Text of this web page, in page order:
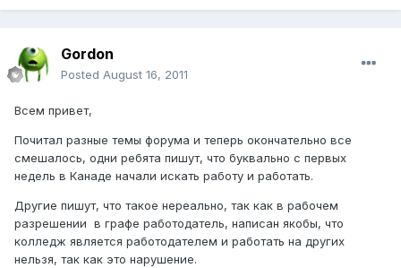
Gordon
Posted August 16, 2011
Всем привет,
Почитал разные темы форума и теперь окончательно все
смешалось, одни ребята пишут, что буквально с первых
недель в Канаде начали искать работу и работать.
Другие пишут, что такое нереально, так как в рабочем
разрешении в графе работодатель, написан якобы, что
колледж является работодателем и работать на других
нельзя, так как это нарушение.